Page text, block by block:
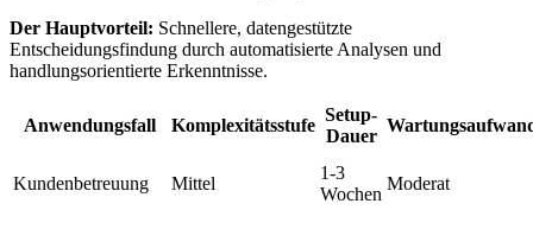
Der Hauptvorteil: Schnellere, datengestützte
Entscheidungsfindung durch automatisierte Analysen und
handlungsorientierte Erkenntnisse.
Anwendungsfall Komplexitätsstufe
Setup-
Dauer
Kundenbetreuung Mittel
1-3
Wochen
Moderat